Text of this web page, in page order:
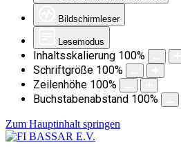
Bildschirmleser
Lesemodus
Inhaltsskalierung 100%
Schriftgröße 100%
Zeilenhöhe 100%
Buchstabenabstand 100%
Zum Hauptinhalt springen